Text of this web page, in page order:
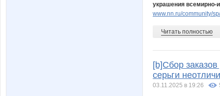
украшения
www.nn.ru/community/
Читать полностью
[b]Сбор
серьги
03.11.2025 в 19:26